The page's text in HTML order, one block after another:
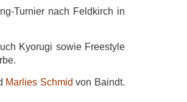
Turnier nach Feldkirch in
Kyorugi sowie Freestyle
Marlies Schmid von Baindt.